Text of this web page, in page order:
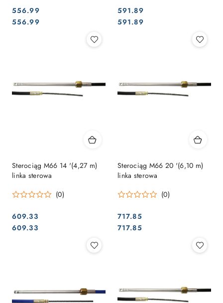
Cena:
556.99
Cena:
556.99 Cena:
591.89
Cena:
591.89
Sterociąg M66 14 '(4,27 m)
linka sterowa
(0)
Cena:
609.33
Cena:
609.33
Sterociąg M66 20 '(6,10 m)
linka sterowa
(0)
Cena:
717.85
Cena:
717.85